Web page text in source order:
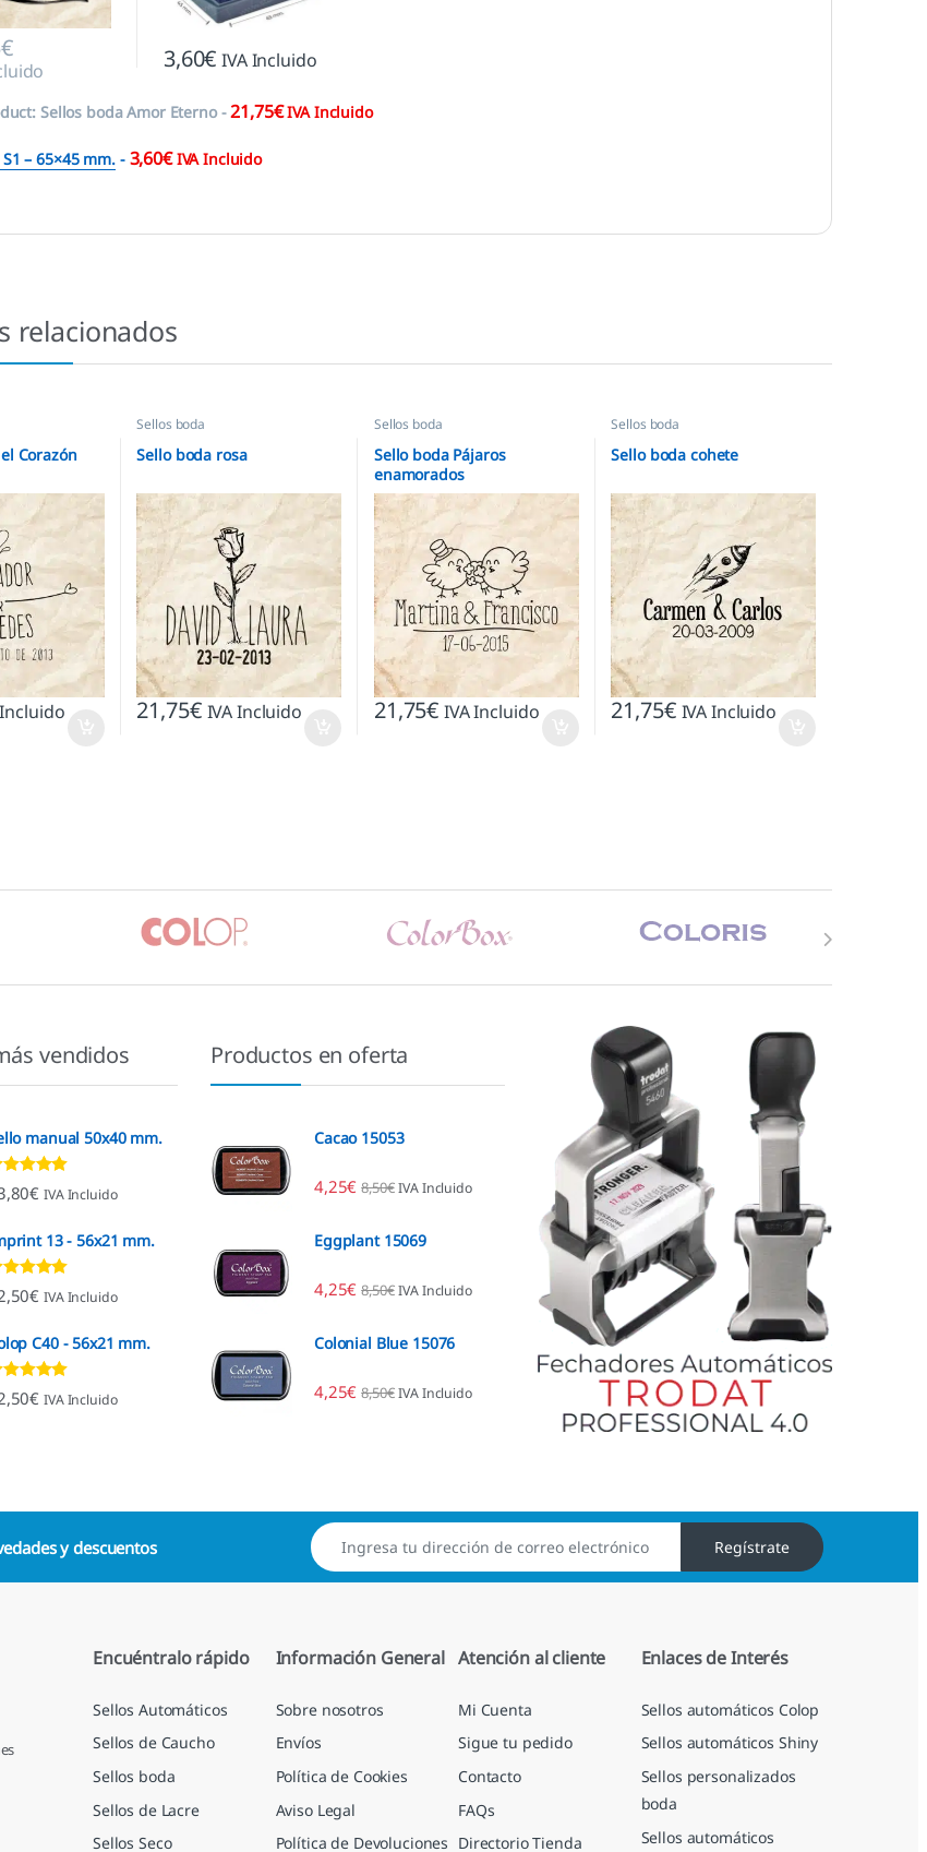
€ 3,60€ IVA Incluido
Sellos boda Amor Eterno-21,75€ IVA Incluido
– 65×45 mm.- 3,60€ IVA Incluido
relacionados
Corazón
Sellos boda
Sello boda rosa
21,75€ IVA Incluido
Sellos boda
Sello boda Pájaros
enamorados
21,75€ IVA Incluido
Sellos boda
Sello boda cohete
21,75€ IVA Incluido
vendidos
manual 50x40 mm.
con
de 5
€ IVA Incluido
13 - 56x21 mm.
con
de 5
€ IVA Incluido
C40 - 56x21 mm.
con
de 5
€ IVA Incluido
Productos en oferta
Cacao 15053
4,25€ 8,50€ IVA Incluido
Eggplant 15069
4,25€ 8,50€ IVA Incluido
Colonial Blue 15076
4,25€ 8,50€ IVA Incluido
y descuentos Regístrate
Encuéntralo rápido
Sellos Automáticos
Sellos de Caucho
Sellos boda
Sellos de Lacre
Sellos Seco
Información General
Sobre nosotros
Envíos
Política de Cookies
Aviso Legal
Política de Devoluciones
Atención al cliente
Mi Cuenta
Sigue tu pedido
Contacto
FAQs
Directorio Tienda
Enlaces de Interés
Sellos automáticos Colop
Sellos automáticos Shiny
Sellos personalizados
boda
Sellos automáticos